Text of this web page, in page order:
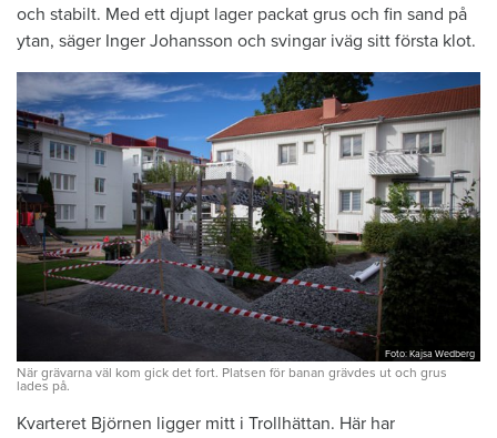
och stabilt. Med ett djupt lager packat grus och fin sand på
ytan, säger Inger Johansson och svingar iväg sitt första klot.
Foto: Kajsa Wedberg
När grävarna väl kom gick det fort. Platsen för banan grävdes ut och grus
lades på.
Kvarteret Björnen ligger mitt i Trollhättan. Här har